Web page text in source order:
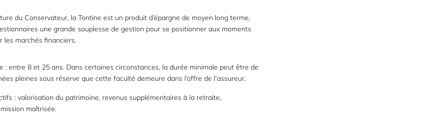
du Conservateur, la Tontine est un produit d’épargne de moyen long terme,
une grande souplesse de gestion pour se positionner aux moments
les marchés financiers.
: entre 8 et 25 ans. Dans certaines circonstances, la durée minimale peut être de
pleines sous réserve que cette faculté demeure dans l’offre de l’assureur.
: valorisation du patrimoine, revenus supplémentaires à la retraite,
maîtrisée.